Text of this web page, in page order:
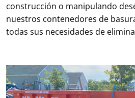
construcción o manipulando
nuestros contenedores de
todas sus necesidades de